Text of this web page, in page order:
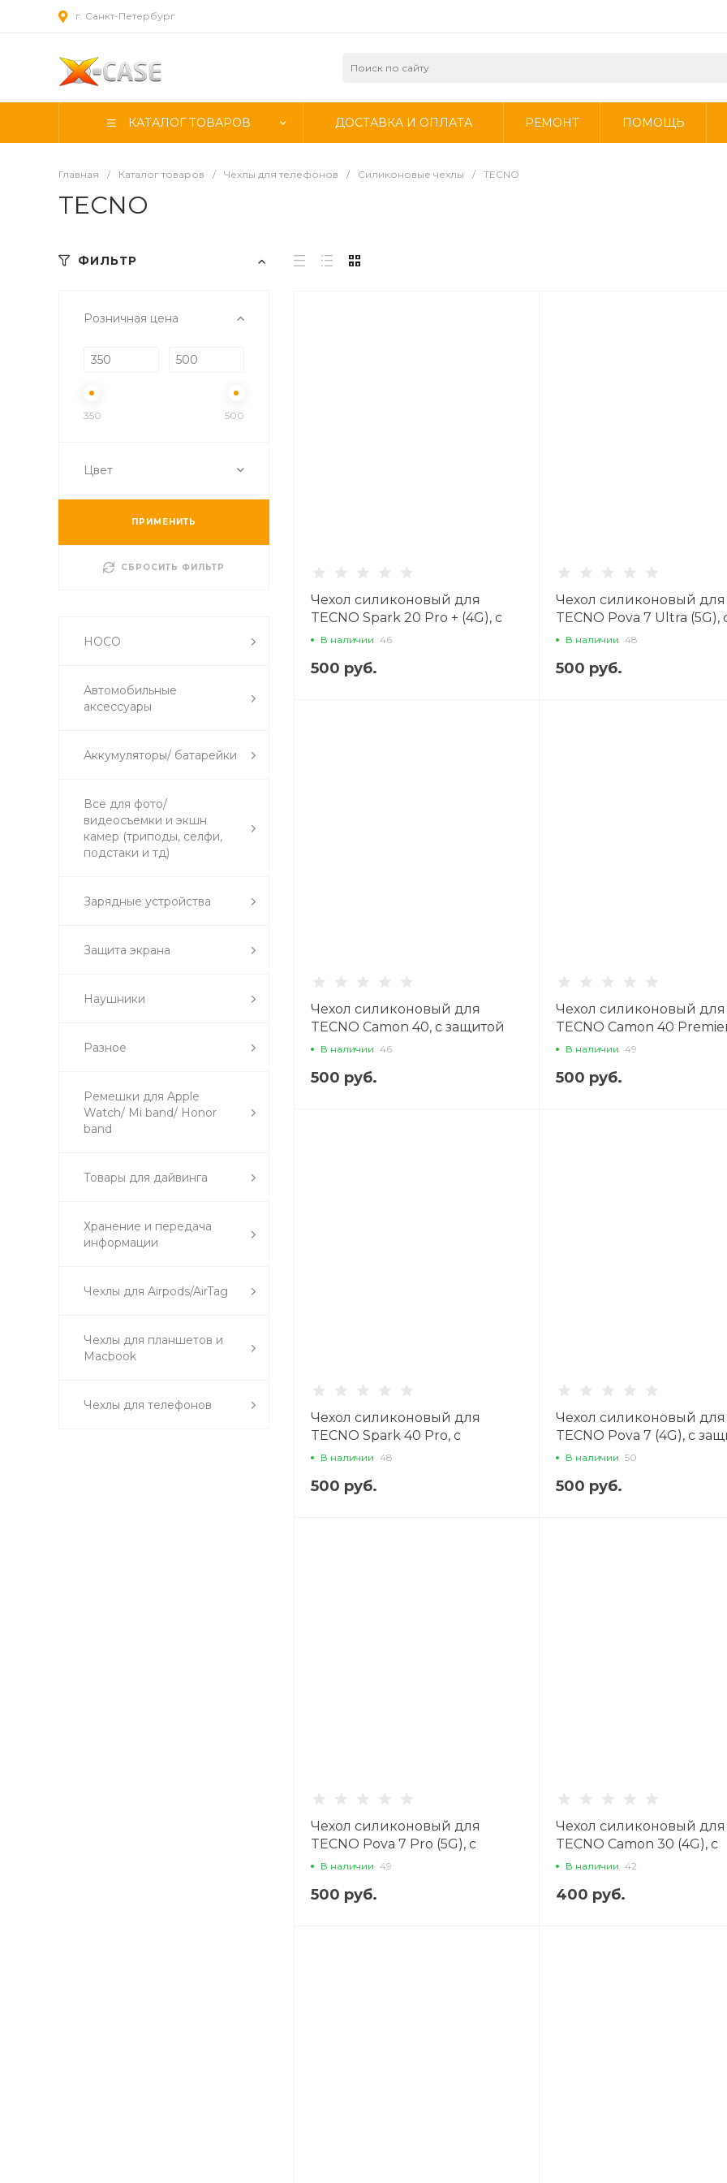
г. Санкт-Петербург
КАТАЛОГ ТОВАРОВ ДОСТАВКА И ОПЛАТА РЕМОНТ ПОМОЩЬ
Главная / Каталог товаров / Чехлы для телефонов / Силиконовые чехлы / TECNO
TECNO
ФИЛЬТР
Розничная цена
350 500
Цвет
ПРИМЕНИТЬ
СБРОСИТЬ ФИЛЬТР
HOCO
Автомобильные
аксессуары
Аккумуляторы/ батарейки
Все для фото/
видеосъемки и экшн
камер (триподы, селфи,
подстаки и тд)
Зарядные устройства
Защита экрана
Наушники
Разное
Ремешки для Apple
Watch/ Mi band/ Honor
band
Товары для дайвинга
Хранение и передача
информации
Чехлы для Airpods/AirTag
Чехлы для планшетов и
Macbook
Чехлы для телефонов
Чехол силиконовый для
TECNO Spark 20 Pro + (4G), с
защитой камеры, X-CASE,
В наличии 46
500 руб.
Чехол силиконовый для
TECNO Pova 7 Ultra (5G),
защитой камеры, X-CASE,
В наличии 48
500 руб.
Чехол силиконовый для
TECNO Camon 40, с защитой
камеры, X-CASE, прозрачный
В наличии 46
500 руб.
Чехол силиконовый для
TECNO Camon 40
с защитой камеры, X-
В наличии 49
500 руб.
Чехол силиконовый для
TECNO Spark 40 Pro, с
защитой камеры, X-CASE,
В наличии 48
500 руб.
Чехол силиконовый для
TECNO Pova 7 (4G), с
камеры, X-CASE,
В наличии 50
500 руб.
Чехол силиконовый для
TECNO Pova 7 Pro (5G), с
защитой камеры, X-CASE,
В наличии 49
500 руб.
Чехол силиконовый для
TECNO Camon 30 (4G), с
защитой камеры, X-CASE,
В наличии 42
400 руб.